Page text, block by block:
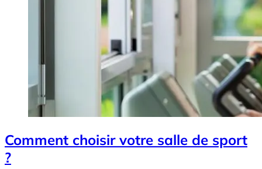
Comment choisir votre salle de sport
?